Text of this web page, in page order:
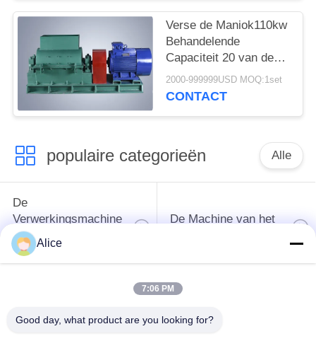
Verse de Maniok110kw
Behandelende
Capaciteit 20 van de
hamermolen - 25t/H
2000-999999USD MOQ:1set
CONTACT
populaire categorieën Alle
De
Verwerkingsmachine
van het
maniokzetmeel
De Machine van het
De
van de maniokbloem
Alice
7:06 PM
Good day, what product are you looking for?